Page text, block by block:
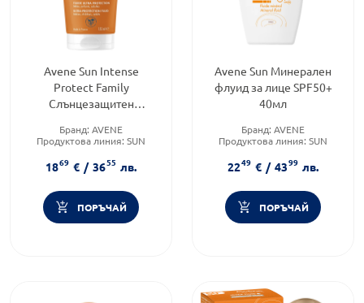
Avene Sun Intense
Protect Family
Слънцезащитен
SPF50+ 150мл
Бранд: AVENE
Продуктова линия: SUN
1869 € / 3655 лв.
ПОРЪЧАЙ
Avene Sun Минерален
флуид за лице SPF50+
40мл
Бранд: AVENE
Продуктова линия: SUN
Дермокозметика
2249 € / 4399 лв.
ПОРЪЧАЙ